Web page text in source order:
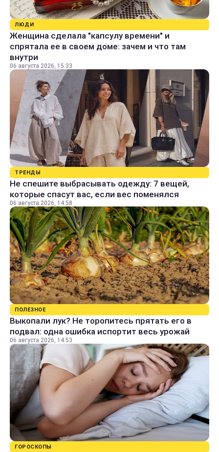
ЛЮДИ
Женщина сделала "капсулу времени" и
спрятала ее в своем доме: зачем и что там
внутри
06 августа 2026, 15:33
ТРЕНДЫ
Не спешите выбрасывать одежду: 7 вещей,
которые спасут вас, если вес поменялся
06 августа 2026, 14:58
ПОЛЕЗНОЕ
Выкопали лук? Не торопитесь прятать его в
подвал: одна ошибка испортит весь урожай
06 августа 2026, 14:53
ГОРОСКОПЫ